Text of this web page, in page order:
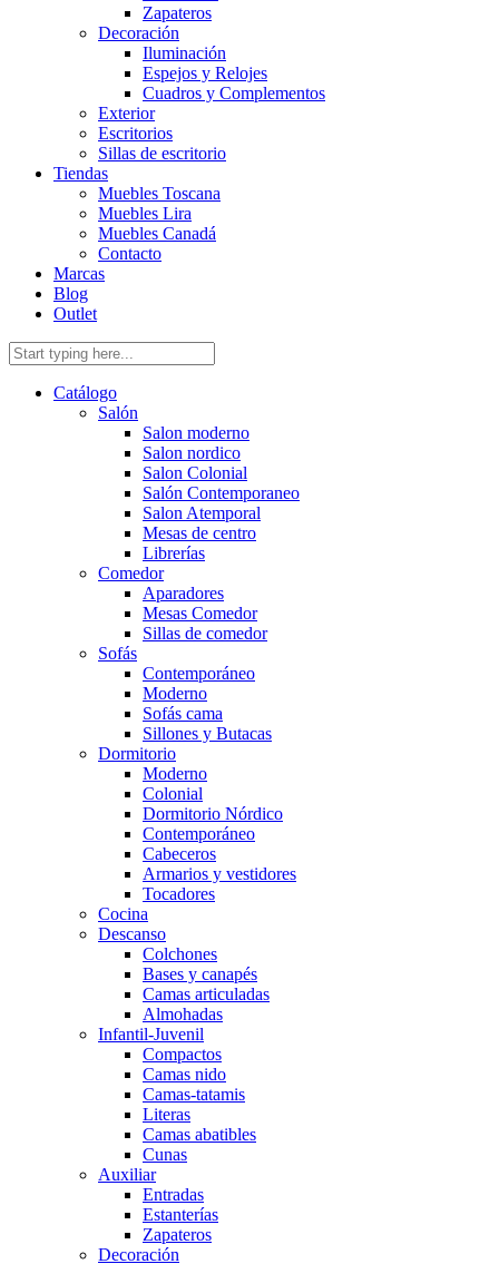
Zapateros
Decoración
Iluminación
Espejos y Relojes
Cuadros y Complementos
Exterior
Escritorios
Sillas de escritorio
Tiendas
Muebles Toscana
Muebles Lira
Muebles Canadá
Contacto
Marcas
Blog
Outlet
Catálogo
Salón
Salon moderno
Salon nordico
Salon Colonial
Salón Contemporaneo
Salon Atemporal
Mesas de centro
Librerías
Comedor
Aparadores
Mesas Comedor
Sillas de comedor
Sofás
Contemporáneo
Moderno
Sofás cama
Sillones y Butacas
Dormitorio
Moderno
Colonial
Dormitorio Nórdico
Contemporáneo
Cabeceros
Armarios y vestidores
Tocadores
Cocina
Descanso
Colchones
Bases y canapés
Camas articuladas
Almohadas
Infantil-Juvenil
Compactos
Camas nido
Camas-tatamis
Literas
Camas abatibles
Cunas
Auxiliar
Entradas
Estanterías
Zapateros
Decoración